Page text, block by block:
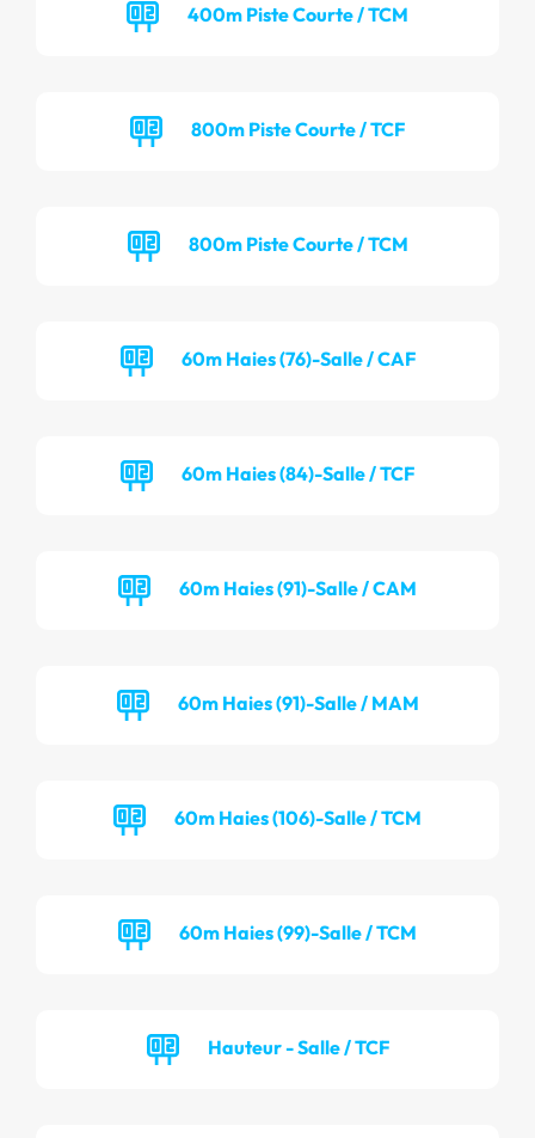
400m Piste Courte / TCM
800m Piste Courte / TCF
800m Piste Courte / TCM
60m Haies (76)-Salle / CAF
60m Haies (84)-Salle / TCF
60m Haies (91)-Salle / CAM
60m Haies (91)-Salle / MAM
60m Haies (106)-Salle / TCM
60m Haies (99)-Salle / TCM
Hauteur - Salle / TCF